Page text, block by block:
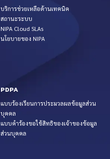
บริการช่วยเหลือด้านเทคนิค
สถานะระบบ
NIPA Cloud SLAs
นโยบายของ NIPA
PDPA
แบบร้องเรียนการประมวลผลข้อมูลส่วน
บุคคล
แบบคำร้องขอใช้สิทธิของเจ้าของข้อมูล
ส่วนบุคคล